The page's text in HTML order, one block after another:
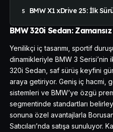
BMW X1 xDrive 25: İlk
BMW 320i Sedan:
Yenilikçi iç tasarımı, sportif
dinamikleriyle BMW 3 Serisi’nin
320i Sedan, saf sürüş keyfini
araya getiriyor. Geniş iç hacmi,
sistemleri ve BMW’ye özgü
segmentinde standartları
sonuna özel avantajlarla
Satıcıları’nda satışa sunuluyor.